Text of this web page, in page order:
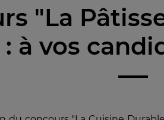
"La
: à vos